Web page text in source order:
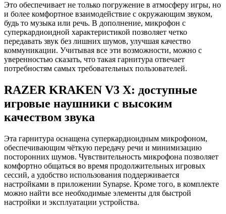
Это обеспечивает не только погружение в атмосферу игры, но
и более комфортное взаимодействие с окружающим звуком,
будь то музыка или речь. В дополнение, микрофон с
суперкардиоидной характеристикой позволяет четко
передавать звук без лишних шумов, улучшая качество
коммуникации. Учитывая все эти возможности, можно с
уверенностью сказать, что такая гарнитура отвечает
потребностям самых требовательных пользователей.
RAZER KRAKEN V3 X: доступные
игровые наушники с высоким
качеством звука
Эта гарнитура оснащена суперкардиоидным микрофоном,
обеспечивающим чёткую передачу речи и минимизацию
посторонних шумов. Чувствительность микрофона позволяет
комфортно общаться во время продолжительных игровых
сессий, а удобство использования поддерживается
настройками в приложении Synapse. Кроме того, в комплекте
можно найти все необходимые элементы для быстрой
настройки и эксплуатации устройства.